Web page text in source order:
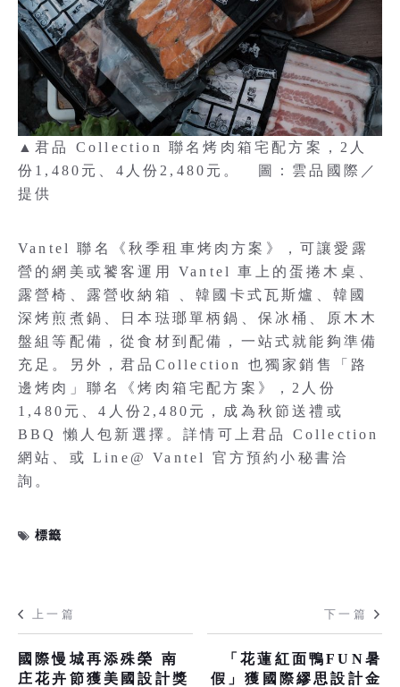
▲君品 Collection 聯名烤肉箱宅配方案，2人
份1,480元、4人份2,480元。 圖：雲品國際／
提供
Vantel 聯名《秋季租車烤肉方案》，可讓愛露
營的網美或饕客運用 Vantel 車上的蛋捲木桌、
露營椅、露營收納箱 、韓國卡式瓦斯爐、韓國
深烤煎煮鍋、日本琺瑯單柄鍋、保冰桶、原木木
盤組等配備，從食材到配備，一站式就能夠準備
充足。另外，君品Collection 也獨家銷售「路
邊烤肉」聯名《烤肉箱宅配方案》，2人份
1,480元、4人份2,480元，成為秋節送禮或
BBQ 懶人包新選擇。詳情可上君品 Collection
網站、或 Line@ Vantel 官方預約小秘書洽
詢。
標籤
上一篇
國際慢城再添殊榮 南
庄花卉節獲美國設計獎
下一篇
「花蓮紅面鴨FUN暑
假」獲國際繆思設計金